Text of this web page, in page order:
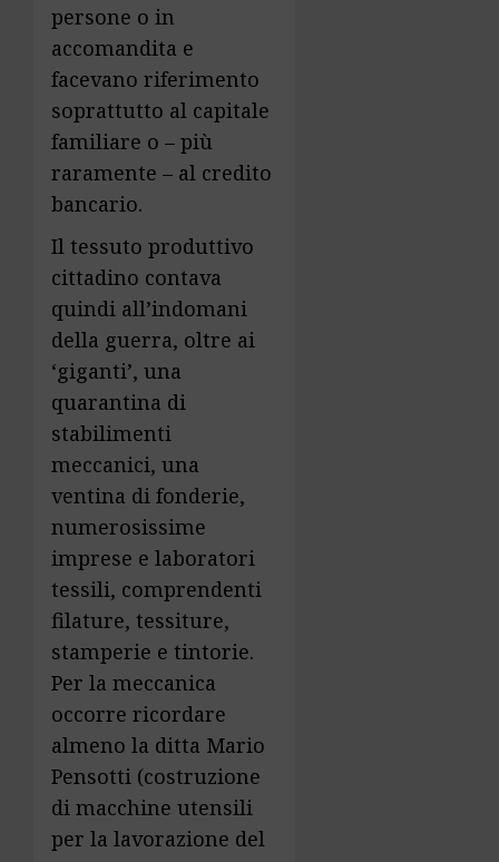
persone o in
accomandita e
facevano riferimento
soprattutto al capitale
familiare o – più
raramente – al credito
bancario.
Il tessuto produttivo
cittadino contava
quindi all’indomani
della guerra, oltre ai
‘giganti’, una
quarantina di
stabilimenti
meccanici, una
ventina di fonderie,
numerosissime
imprese e laboratori
tessili, comprendenti
filature, tessiture,
stamperie e tintorie.
Per la meccanica
occorre ricordare
almeno la ditta Mario
Pensotti (costruzione
di macchine utensili
per la lavorazione del